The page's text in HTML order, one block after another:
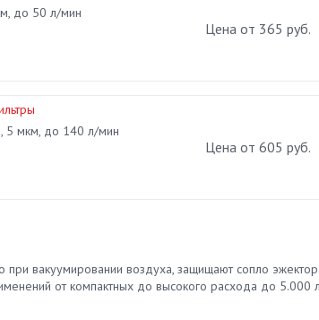
до 50 л/мин
Цена от 365 руб.
5 мкм, до 140 л/мин
Цена от 605 руб.
вакуумировании воздуха, защищают сопло
от компактных до высокого расхода до 5.000